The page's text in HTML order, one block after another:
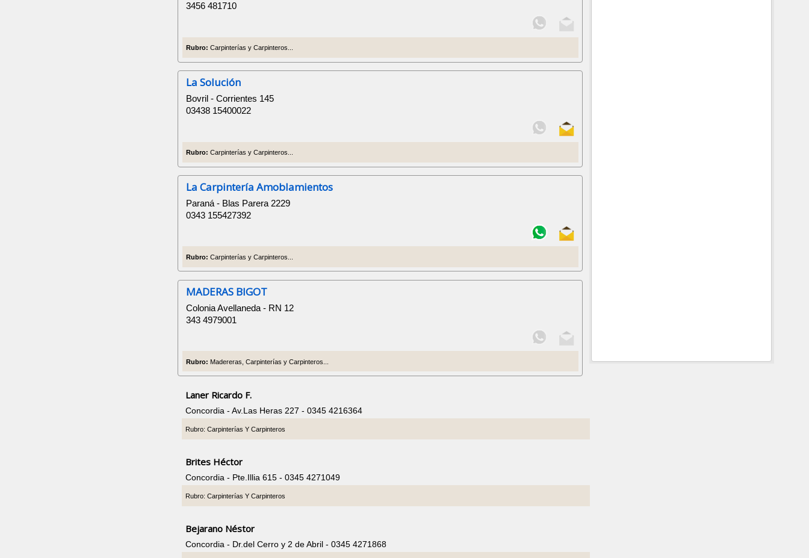
3456 481710
Rubro: Carpinterías y Carpinteros...
La Solución
Bovril - Corrientes 145
03438 15400022
Rubro: Carpinterías y Carpinteros...
La Carpintería Amoblamientos
Paraná - Blas Parera 2229
0343 155427392
Rubro: Carpinterías y Carpinteros...
MADERAS BIGOT
Colonia Avellaneda - RN 12
343 4979001
Rubro: Madereras, Carpinterías y Carpinteros...
Laner Ricardo F.
Concordia - Av.Las Heras 227 - 0345 4216364
Rubro: Carpinterías Y Carpinteros
Brites Héctor
Concordia - Pte.Illia 615 - 0345 4271049
Rubro: Carpinterías Y Carpinteros
Bejarano Néstor
Concordia - Dr.del Cerro y 2 de Abril - 0345 4271868